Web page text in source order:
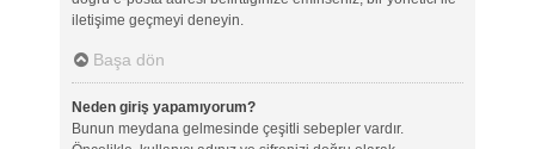
iletişime geçmeyi deneyin.
Başa dön
Neden giriş yapamıyorum?
Bunun meydana gelmesinde çeşitli sebepler vardır.